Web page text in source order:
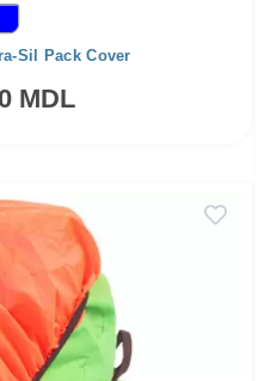
Sil Pack Cover
MDL